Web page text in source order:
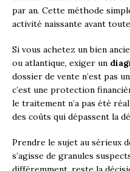
par an. Cette méthode
activité naissante avant
Si vous achetez un bien
ou atlantique, exiger un
dossier de vente n’est pas
c’est une protection
le traitement n’a pas été
des coûts qui dépassent la
Prendre le sujet au sérieux
s’agisse de granules